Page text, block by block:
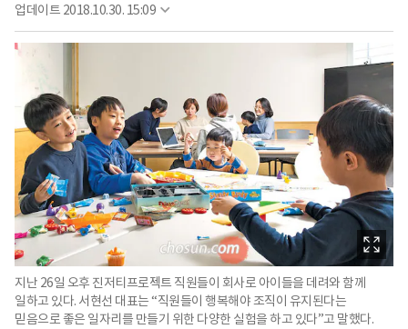
업데이트 2018.10.30. 15:09
지난 26일 오후 진저티프로젝트 직원들이 회사로 아이들을 데려와 함께
일하고 있다. 서현선 대표는 “직원들이 행복해야 조직이 유지된다는
믿음으로 좋은 일자리를 만들기 위한 다양한 실험을 하고 있다”고 말했다.